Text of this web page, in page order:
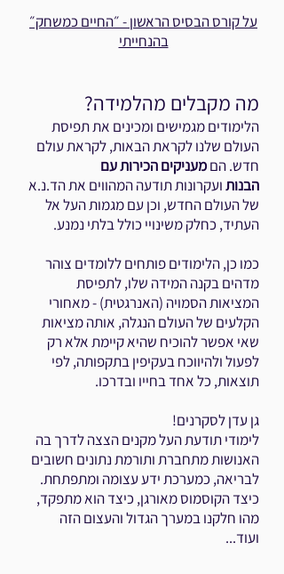
על קורס הבסיס הראשון - ״החיים כמשחק״
בהנחייתי
מה מקבלים מהלמידה?
הלימודיםמגמישים ומכינים את תפיסת
העולם שלנו לקראת הבאות, לקראתעולם
חדש. הםמעניקים הכירות עם
הבנותועקרונות תודעה המהווים את הד.נ.א
של העולם החדש, וכן עם מגמות העל אל
העתיד, כחלק משינויי כולל בלתי נמנע.
כמו כן, הלימודים פותחים ללומדים צוהר
מדהים בקנה המידה שלו, לתפיסת
המציאות הסמויה (האנרגטית) - מאחורי
הקלעים של העולם הנגלה, אותה מציאות
שאי אפשר להוכיח שהיא קיימת אלא רק
לפעול ולהיווכח בעקיפין בתקפותה, לפי
תוצאות, כל אחד בחייו ובדרכו.
גן עדן לסקרנים!
לימודי תודעת העל מקנים הצצה לדרך בה
האנושות מתחברת ותורמת נתונים חשובים
לבריאה, כמערכת ידע עצומה ומתפתחת.
כיצד הקוסמוס מאורגן, כיצד הוא מתפקד,
מהו חלקנו במערך הגדול והעצום הזה
ועוד...